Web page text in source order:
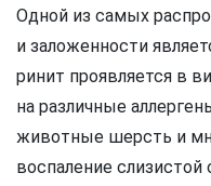
Одной из самых
и заложенности
ринит проявляется в
на различные
животные шерсть и
воспаление слизистой